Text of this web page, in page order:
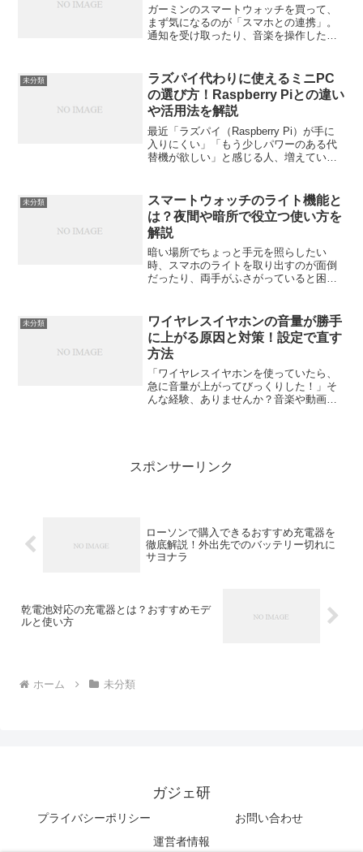
ガーミンのスマートウォッチを買って、
まず気になるのが「スマホとの連携」。
通知を受け取ったり、音楽を操作した
発揮されます。この記事では、ガーミン
をスマホと連携する方法か...
未分類
ラズパイ代わりに使えるミニPC
の選び方！Raspberry Piとの違い
や活用法を解説
最近「ラズパイ（Raspberry Pi）が手に
入りにくい」「もう少しパワーのある代
替機が欲しい」と感じる人、増えていま
ラズパイより高性能。今回は、ラズパイ
代わりに使...
未分類
スマートウォッチのライト機能と
は？夜間や暗所で役立つ使い方を
解説
暗い場所でちょっと手元を照らしたい
時、スマホのライトを取り出すのが面倒
だったり、両手がふさがっていると困る
イト機能です。最近ではこの「ライト機
能」が進化していて、ただ文...
未分類
ワイヤレスイヤホンの音量が勝手
に上がる原因と対策！設定で直す
方法
「ワイヤレスイヤホンを使っていたら、
急に音量が上がってびっくりした！」そ
んな経験、ありませんか？音楽や動画を
スポンサーリンク
ローソンで購入できるおすすめ充電器を
徹底解説！外出先でのバッテリー切れに
サヨナラ
乾電池対応の充電器とは？おすすめモデ
ルと使い方
ホーム 未分類
ガジェ研
プライバシーポリシー
お問い合わせ
運営者情報